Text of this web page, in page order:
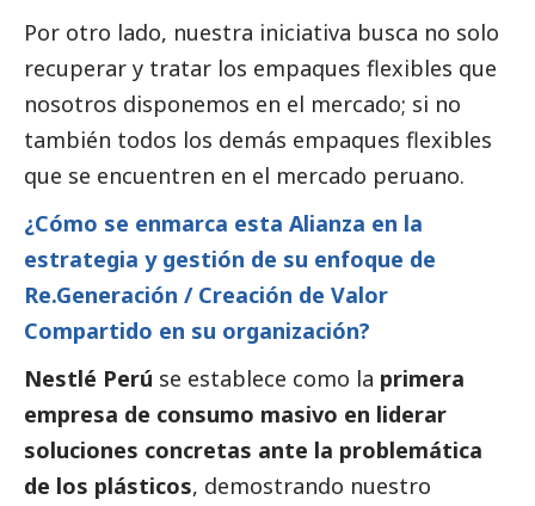
Por otro lado, nuestra iniciativa busca no solo
recuperar y tratar los empaques flexibles que
nosotros disponemos en el mercado; si no
también todos los demás empaques flexibles
que se encuentren en el mercado peruano.
¿Cómo se enmarca esta Alianza en la
estrategia y gestión de su enfoque de
Re.Generación / Creación de Valor
Compartido en su organización?
Nestlé Perú se establece como la primera
empresa de consumo masivo en liderar
soluciones concretas ante la problemática
de los plásticos, demostrando nuestro